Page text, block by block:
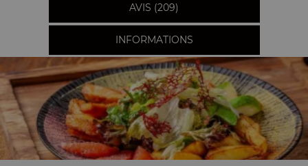
AVIS (209)
INFORMATIONS